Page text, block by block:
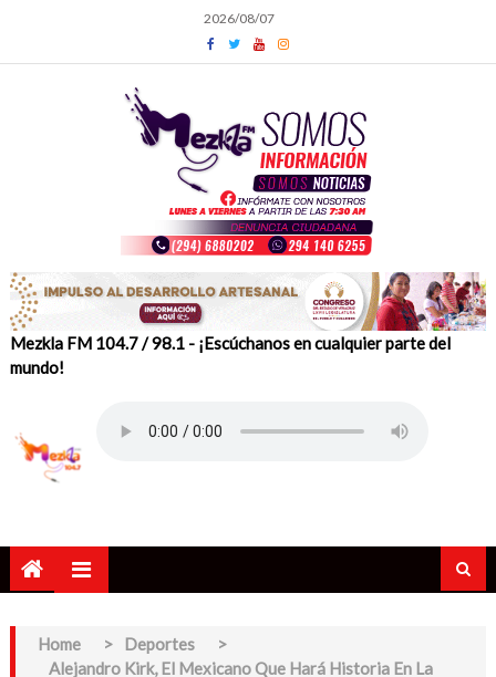
content
2026/08/07
Mezkla FM 104.7 / 98.1 - ¡Escúchanos en cualquier parte del
mundo!
Home > Deportes
>
Alejandro Kirk, El Mexicano Que Hará Historia En La